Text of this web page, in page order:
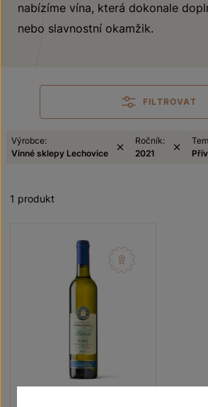
nabízíme vína, která dokonale
nebo slavnostní okamžik.
FILTROVAT
Výrobce:
Vinné sklepy Lechovice
Ročník:
2021
1 produkt